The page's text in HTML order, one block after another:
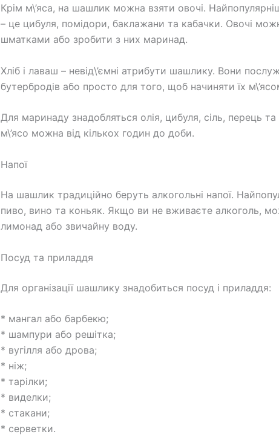
Крім м\’яса, на шашлик можна взяти овочі.
– це цибуля, помідори, баклажани та кабачки. Овочі
шматками або зробити з них маринад.
Хліб і лаваш – невід\’ємні атрибути шашлику. Вони
бутербродів або просто для того, щоб начиняти їх
Для маринаду знадобляться олія, цибуля, сіль, перець та
м\’ясо можна від кількох годин до доби.
Напої
На шашлик традиційно беруть алкогольні напої.
пиво, вино та коньяк. Якщо ви не вживаєте алкоголь,
лимонад або звичайну воду.
Посуд та приладдя
Для організації шашлику знадобиться посуд і приладдя:
* мангал або барбекю;
* шампури або решітка;
* вугілля або дрова;
* ніж;
* тарілки;
* виделки;
* стакани;
* серветки.